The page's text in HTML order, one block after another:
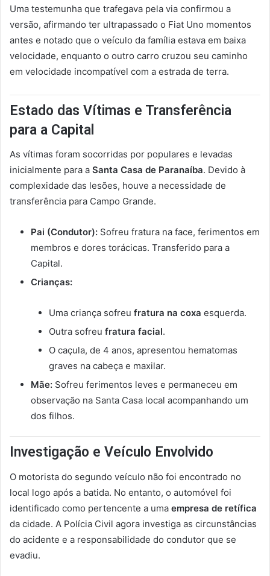
Uma testemunha que trafegava pela via confirmou a
versão, afirmando ter ultrapassado o Fiat Uno momentos
antes e notado que o veículo da família estava em baixa
velocidade, enquanto o outro carro cruzou seu caminho
em velocidade incompatível com a estrada de terra.
Estado das Vítimas e Transferência
para a Capital
As vítimas foram socorridas por populares e levadas
inicialmente para a Santa Casa de Paranaíba. Devido à
complexidade das lesões, houve a necessidade de
transferência para Campo Grande.
Pai (Condutor): Sofreu fratura na face, ferimentos em
membros e dores torácicas. Transferido para a
Capital.
Crianças:
Uma criança sofreu fratura na coxa esquerda.
Outra sofreu fratura facial.
O caçula, de 4 anos, apresentou hematomas
graves na cabeça e maxilar.
Mãe: Sofreu ferimentos leves e permaneceu em
observação na Santa Casa local acompanhando um
dos filhos.
Investigação e Veículo Envolvido
O motorista do segundo veículo não foi encontrado no
local logo após a batida. No entanto, o automóvel foi
identificado como pertencente a uma empresa de retífica
da cidade. A Polícia Civil agora investiga as circunstâncias
do acidente e a responsabilidade do condutor que se
evadiu.